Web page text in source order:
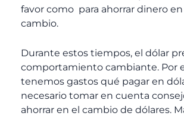
favor como para ahorrar dinero
cambio.
Durante estos tiempos, el dólar
comportamiento cambiante. Por
tenemos gastos qué pagar en
necesario tomar en cuenta
ahorrar en el cambio de dólares.